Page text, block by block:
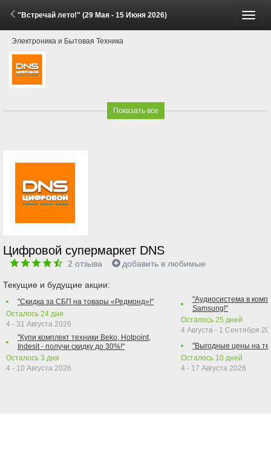
"Встречай лето!" (29 Мая - 15 Июня 2026)
Электроника и Бытовая Техника
Показать все
Цифровой супермаркет DNS
2 отзыва добавить в любимые
Текущие и будущие акции:
"Скидка за СБП на товары «Редмонд»!"
Осталось 24 дня
4 - 31 Августа 2026
"Купи комплект техники Beko, Hotpoint,
Indesit - получи скидку до 30%!"
Осталось 3 дня
4 - 10 Августа 2026
"Аудиосистема в
Samsung!"
Осталось 25 дней
4 Августа - 1 Сентября
"Выгодные цены на
Осталось 10 дней
4 - 17 Августа 2026